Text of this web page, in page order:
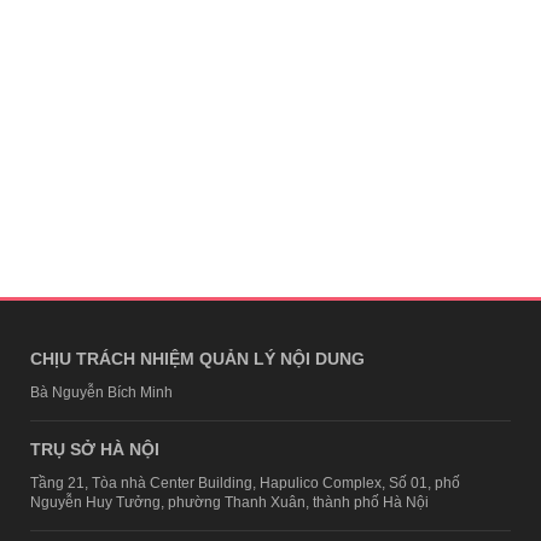
CHỊU TRÁCH NHIỆM QUẢN LÝ NỘI DUNG
Bà Nguyễn Bích Minh
TRỤ SỞ HÀ NỘI
Tầng 21, Tòa nhà Center Building, Hapulico Complex, Số 01, phố
Nguyễn Huy Tưởng, phường Thanh Xuân, thành phố Hà Nội